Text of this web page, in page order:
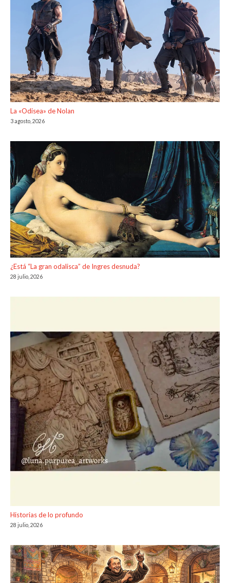
La «Odisea» de Nolan
3 agosto, 2026
¿Está “La gran odalisca” de Ingres desnuda?
28 julio, 2026
Historias de lo profundo
28 julio, 2026